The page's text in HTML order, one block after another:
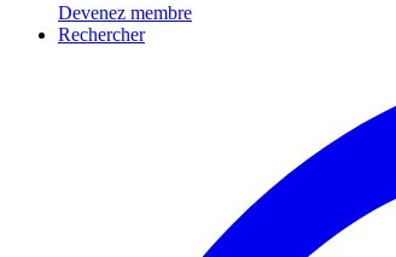
Devenez membre
Rechercher